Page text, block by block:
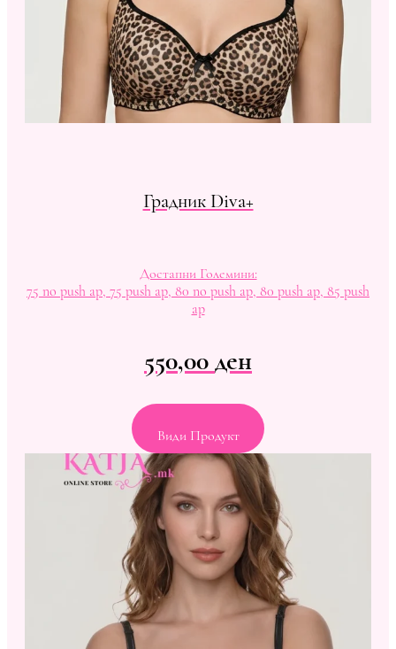
Градник Diva+
Достапни Големини:
75 no push ap, 75 push ap, 80 no push ap, 80 push ap, 85 push
ap
550,00ден
Види Продукт